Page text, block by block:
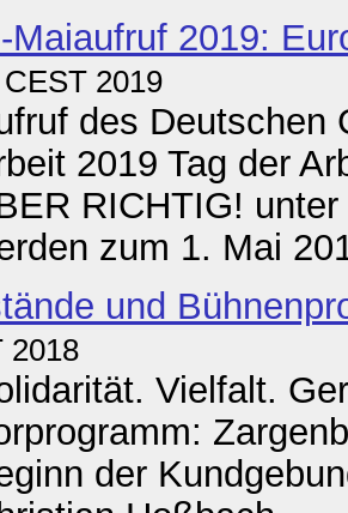
Maiaufruf 2019:
2019
des Deutschen
2019 Tag der
RICHTIG!
zum 1. Mai
und
2018
Vielfalt.
der